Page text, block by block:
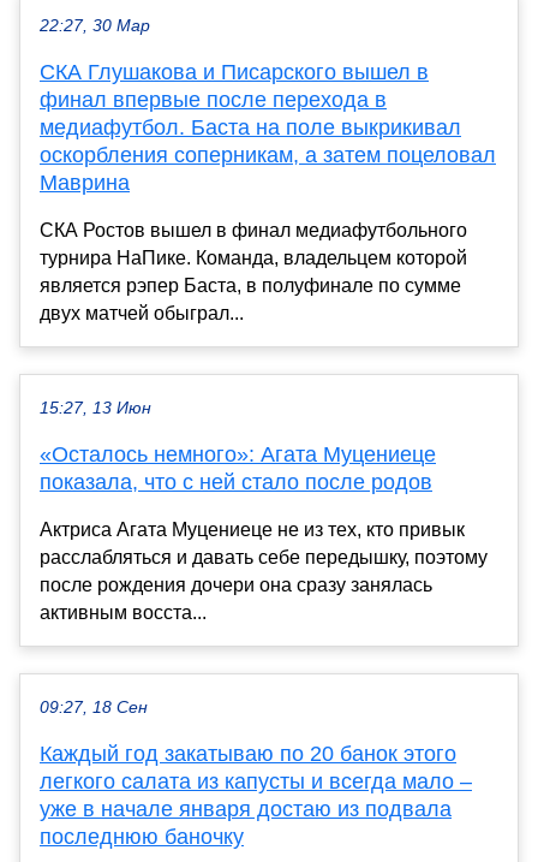
22:27, 30 Мар
СКА Глушакова и Писарского вышел в
финал впервые после перехода в
медиафутбол. Баста на поле выкрикивал
оскорбления соперникам, а затем поцеловал
Маврина
СКА Ростов вышел в финал медиафутбольного
турнира НаПике. Команда, владельцем которой
является рэпер Баста, в полуфинале по сумме
двух матчей обыграл...
15:27, 13 Июн
«Осталось немного»: Агата Муцениеце
показала, что с ней стало после родов
Актриса Агата Муцениеце не из тех, кто привык
расслабляться и давать себе передышку, поэтому
после рождения дочери она сразу занялась
активным восста...
09:27, 18 Сен
Каждый год закатываю по 20 банок этого
легкого салата из капусты и всегда мало –
уже в начале января достаю из подвала
последнюю баночку